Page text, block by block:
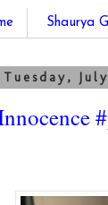
Shaurya
Tuesday,